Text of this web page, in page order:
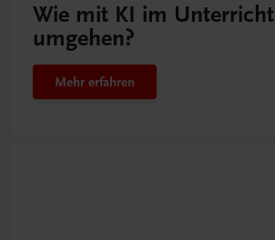
Wie mit KI im Unterricht
umgehen?
Mehr erfahren